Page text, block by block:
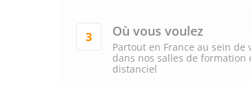
3 Où vous voulez
Partout en France au sein de
dans nos salles de formation
distanciel